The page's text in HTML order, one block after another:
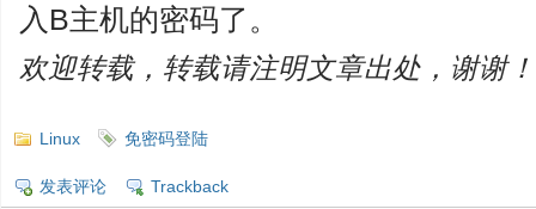
入B主机的密码了。
欢迎转载，转载请注明文章出处，谢谢！
Linux 免密码登陆
发表评论 Trackback